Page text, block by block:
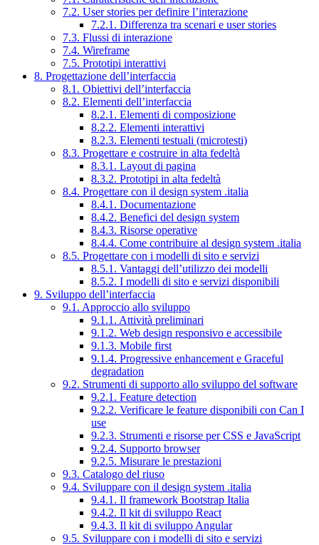
7.2. User stories per definire l’interazione
7.2.1. Differenza tra scenari e user stories
7.3. Flussi di interazione
7.4. Wireframe
7.5. Prototipi interattivi
8. Progettazione dell’interfaccia
8.1. Obiettivi dell’interfaccia
8.2. Elementi dell’interfaccia
8.2.1. Elementi di composizione
8.2.2. Elementi interattivi
8.2.3. Elementi testuali (microtesti)
8.3. Progettare e costruire in alta fedeltà
8.3.1. Layout di pagina
8.3.2. Prototipi in alta fedeltà
8.4. Progettare con il design system .italia
8.4.1. Documentazione
8.4.2. Benefici del design system
8.4.3. Risorse operative
8.4.4. Come contribuire al design system .italia
8.5. Progettare con i modelli di sito e servizi
8.5.1. Vantaggi dell’utilizzo dei modelli
8.5.2. I modelli di sito e servizi disponibili
9. Sviluppo dell’interfaccia
9.1. Approccio allo sviluppo
9.1.1. Attività preliminari
9.1.2. Web design responsivo e accessibile
9.1.3. Mobile first
9.1.4. Progressive enhancement e Graceful
degradation
9.2. Strumenti di supporto allo sviluppo del software
9.2.1. Feature detection
9.2.2. Verificare le feature disponibili con Can I
use
9.2.3. Strumenti e risorse per CSS e JavaScript
9.2.4. Supporto browser
9.2.5. Misurare le prestazioni
9.3. Catalogo del riuso
9.4. Sviluppare con il design system .italia
9.4.1. Il framework Bootstrap Italia
9.4.2. Il kit di sviluppo React
9.4.3. Il kit di sviluppo Angular
9.5. Sviluppare con i modelli di sito e servizi